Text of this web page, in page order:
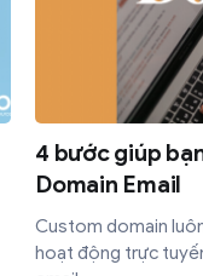
4 bước giúp
Domain Email
Custom domain
hoạt động trực